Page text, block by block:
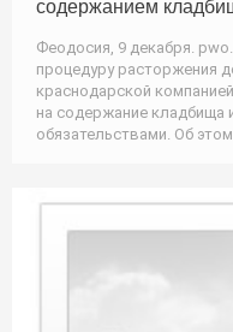
содержанием
Феодосия, 9 декабря.
процедуру расторжения
краснодарской
на содержание кладбища
обязательствами. Об